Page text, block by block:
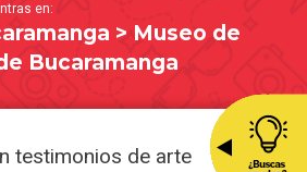
en:
> Museo de
Bucaramanga
testimonios de arte